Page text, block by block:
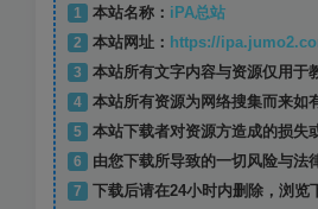
1 本站名称： iPA总站
2
本站网址： https://
3
本站所有文字内容与资源仅用于
4
本站所有资源为网络搜集而来如
5
本站下载者对资源方造成的损失
6
由您下载所导致的一切风险与法
7
下载后请在24小时内删除，浏览